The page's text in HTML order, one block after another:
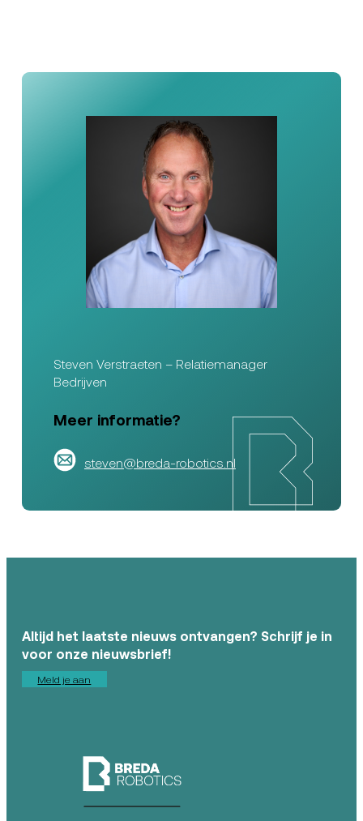
Steven Verstraeten – Relatiemanager
Bedrijven
Meer informatie?
steven@breda-robotics.nl
Altijd het laatste nieuws ontvangen? Schrijf je in
voor onze nieuwsbrief!
Meld je aan